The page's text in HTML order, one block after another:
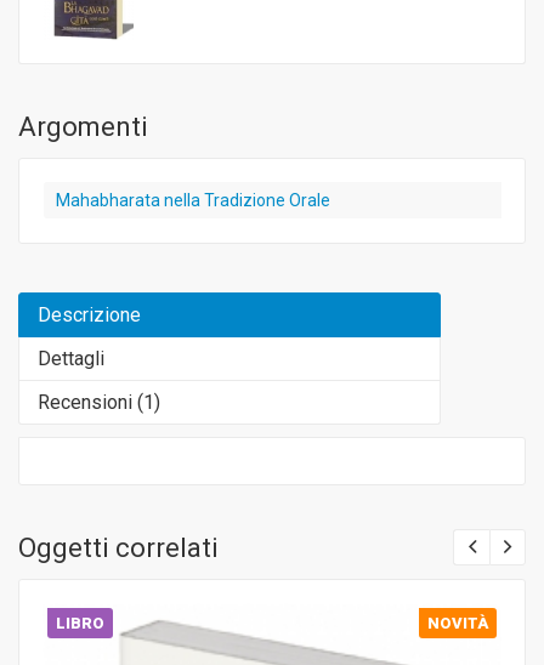
Argomenti
Mahabharata nella Tradizione Orale
Descrizione
Dettagli
Recensioni (1)
Oggetti correlati
LIBRO NOVITÀ